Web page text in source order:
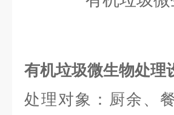
有机垃圾微生物处理
处理对象：厨余、